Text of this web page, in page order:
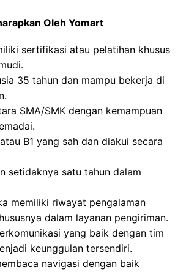
Oleh Yomart
sertifikasi atau pelatihan khusus
35 tahun dan mampu bekerja di
SMA/SMK dengan kemampuan
B1 yang sah dan diakui secara
setidaknya satu tahun dalam
memiliki riwayat pengalaman
dalam layanan pengiriman.
yang baik dengan tim
keunggulan tersendiri.
navigasi dengan baik